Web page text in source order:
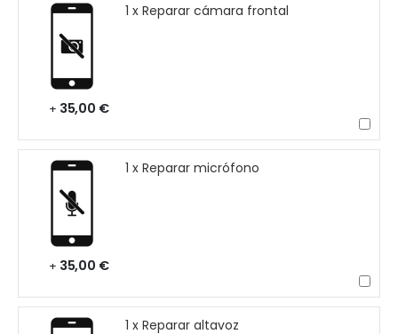
1 x Reparar cámara frontal
+ 35,00 €
1 x Reparar micrófono
+ 35,00 €
1 x Reparar altavoz